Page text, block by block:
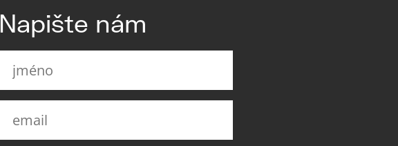
Napište nám